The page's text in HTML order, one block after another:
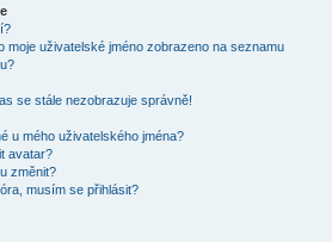
moje uživatelské jméno zobrazeno na seznamu
se stále nezobrazuje správně!
u mého uživatelského jména?
avatar?
změnit?
musím se přihlásit?